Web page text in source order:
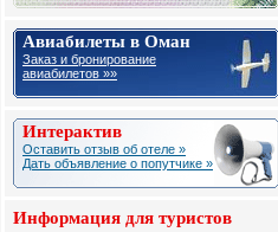
Авиабилеты в Оман
Заказ и бронирование
авиабилетов »»
Интерактив
Оставить отзыв об отеле »
Дать объявление о попутчике »
Информация для туристов